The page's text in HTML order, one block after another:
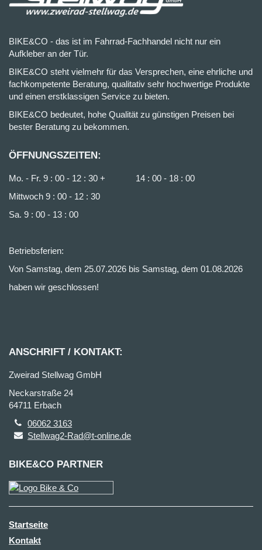
BIKE&CO - das ist im Fahrrad-Fachhandel nicht nur ein
Aufkleber an der Tür.
BIKE&CO steht vielmehr für das Versprechen, eine ehrliche und
fachkompetente Beratung, qualitativ sehr hochwertige Produkte
und einen erstklassigen Service zu bieten.
BIKE&CO bedeutet, hohe Qualität zu günstigen Preisen bei
bester Beratung zu bekommen.
ÖFFNUNGSZEITEN:
Mo. - Fr. 9 : 00 - 12 : 30 + 14 : 00 - 18 : 00
Mittwoch 9 : 00 - 12 : 30
Sa. 9 : 00 - 13 : 00
Betriebsferien:
Von Samstag, dem 25.07.2026 bis Samstag, dem 01.08.2026
haben wir geschlossen!
ANSCHRIFT / KONTAKT:
Zweirad Stellwag GmbH
Neckarstraße 24
64711 Erbach
06062 3163
Stellwag2-Rad@t-online.de
BIKE&CO PARTNER
Startseite
Kontakt